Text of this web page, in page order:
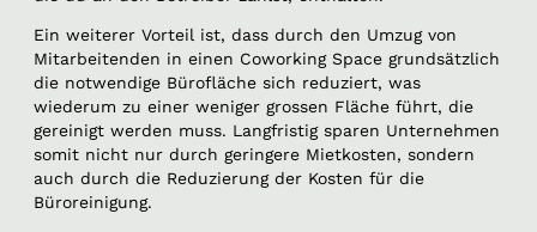
Ein weiterer Vorteil ist, dass durch den Umzug von
Mitarbeitenden in einen Coworking Space grundsätzlich
die notwendige Bürofläche sich reduziert, was
wiederum zu einer weniger grossen Fläche führt, die
gereinigt werden muss. Langfristig sparen Unternehmen
somit nicht nur durch geringere Mietkosten, sondern
auch durch die Reduzierung der Kosten für die
Büroreinigung.